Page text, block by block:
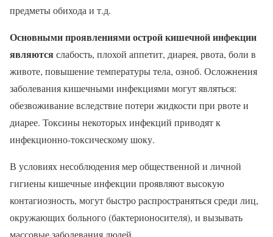
предметы обихода и т.д.
Основными проявлениями острой кишечной инфекции
являютсяслабость, плохой аппетит, диарея, рвота, боли в
животе, повышение температуры тела, озноб. Осложнения
заболевания кишечными инфекциями могут являться:
обезвоживание вследствие потери жидкости при рвоте и
диарее. Токсины некоторых инфекций приводят к
инфекционно-токсическому шоку.
В условиях несоблюдения мер общественной и личной
гигиены кишечные инфекции проявляют высокую
контагиозность, могут быстро распространяться среди лиц,
окружающих больного (бактерионосителя), и вызывать
массовые заболевания людей.